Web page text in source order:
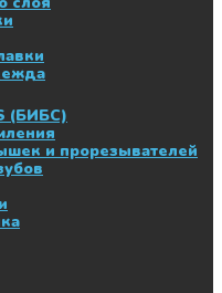
(БИБС)
и прорезывателей